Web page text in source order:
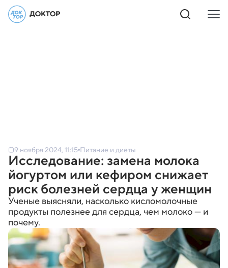
9 ноября 2024, 11:15 Питание и диеты
Исследование: замена молока
йогуртом или кефиром снижает
риск болезней сердца у женщин
Ученые выясняли, насколько кисломолочные
продукты полезнее для сердца, чем молоко — и
почему.